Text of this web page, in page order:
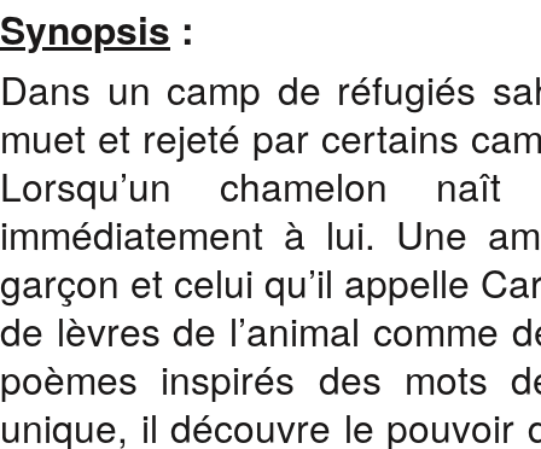
Synopsis :
Dans un camp de réfugiés
muet et rejeté par certains
Lorsqu’un chamelon
immédiatement à lui. Une
garçon et celui qu’il appelle
de lèvres de l’animal comme
poèmes inspirés des mots
unique, il découvre le pouvoir